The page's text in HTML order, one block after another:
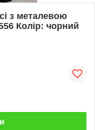
з металевою
Колір: чорний